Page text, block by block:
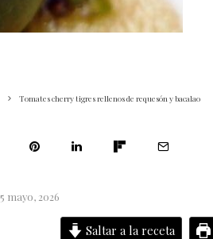
Tomates cherry tigres rellenos de requesón y bacalao
5 mayo, 2026
Saltar a la receta